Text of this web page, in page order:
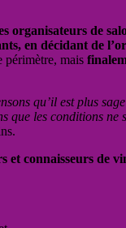
organisateurs de
en décidant de
périmètre, mais
qu’il est plus
les conditions
et connaisseurs de